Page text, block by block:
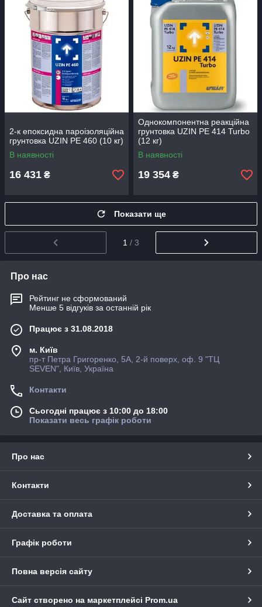
2-к епоксидна пароізоляційна
грунтовка UZIN PE 460 (10 кг)
В наявності
16 431 ₴
Однокомпонентна реакційна
грунтовка UZIN PE 414 Turbo
(12 кг)
В наявності
19 354 ₴
Показати ще
1 / 3
Про нас
Рейтинг не сформований
Менше 5 відгуків за останній рік
Працює з 31.08.2018
м. Київ
пр-т Петра Григоренко, 5А, 2-й поверх, оф. 9 "ТЦ
SEVEN", Київ, Україна
Контакти
Сьогодні працює з 10:00 до 18:00
Показати весь графік роботи
Про нас
Контакти
Доставка та оплата
Графік роботи
Повна версія сайту
Сайт створено на маркетплейсі Prom.ua